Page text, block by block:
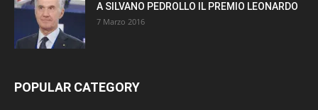
A SILVANO PEDROLLO IL PREMIO LEONARDO
7 Marzo 2016
POPULAR CATEGORY